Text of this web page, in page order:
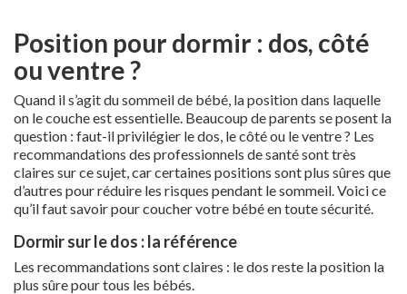
Position pour dormir : dos, côté
ou ventre ?
Quand il s’agit du sommeil de bébé, la position dans laquelle
on le couche est essentielle. Beaucoup de parents se posent la
question : faut-il privilégier le dos, le côté ou le ventre ? Les
recommandations des professionnels de santé sont très
claires sur ce sujet, car certaines positions sont plus sûres que
d’autres pour réduire les risques pendant le sommeil. Voici ce
qu’il faut savoir pour coucher votre bébé en toute sécurité.
Dormir sur le dos : la référence
Les recommandations sont claires : le dos reste la position la
plus sûre pour tous les bébés.